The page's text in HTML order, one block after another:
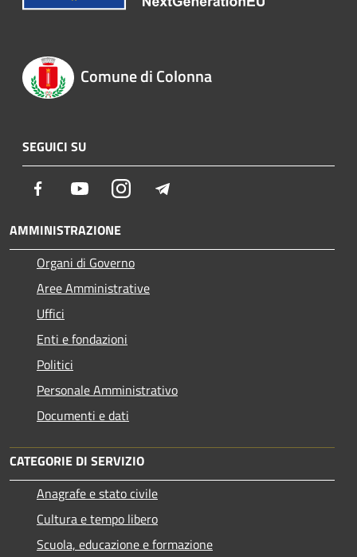
Comune di Colonna
SEGUICI SU
Facebook YoutubeInstagram
AMMINISTRAZIONE
Organi di Governo
Aree Amministrative
Uffici
Enti e fondazioni
Politici
Personale Amministrativo
Documenti e dati
CATEGORIE DI SERVIZIO
Anagrafe e stato civile
Cultura e tempo libero
Scuola, educazione e formazione